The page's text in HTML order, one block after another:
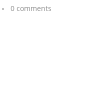
0 comments